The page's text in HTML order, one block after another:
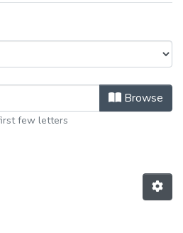
by AuthorBrowse
few letters